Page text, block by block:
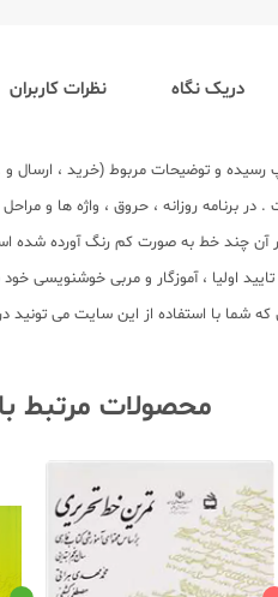
دریک نگاه نظرات کاربران
رسیده و توضیحات مربوط (خرید ،
روزانه ، حروق ، واژه ها و
چند خط به صورت کم رنگ آورده شده
اولیا ، آموزگار و مربی خوشنویسی
شما با استفاده از این سایت می
محصولات مرتبط